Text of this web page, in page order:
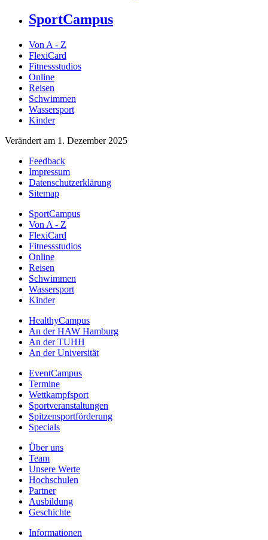
SportCampus
Von A - Z
FlexiCard
Fitnessstudios
Online
Reisen
Schwimmen
Wassersport
Kinder
Verändert am 1. Dezember 2025
Feedback
Impressum
Datenschutzerklärung
Sitemap
SportCampus
Von A - Z
FlexiCard
Fitnessstudios
Online
Reisen
Schwimmen
Wassersport
Kinder
HealthyCampus
An der HAW Hamburg
An der TUHH
An der Universität
EventCampus
Termine
Wettkampfsport
Sportveranstaltungen
Spitzensportförderung
Specials
Über uns
Team
Unsere Werte
Hochschulen
Partner
Ausbildung
Geschichte
Informationen